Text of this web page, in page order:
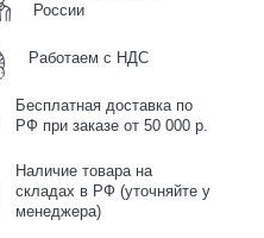
России
Работаем с НДС
Бесплатная доставка по
РФ при заказе от 50 000 р.
Наличие товара на
складах в РФ (уточняйте у
менеджера)